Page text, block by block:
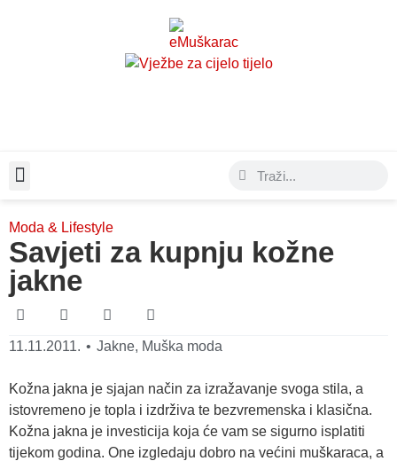
Moda & Lifestyle
Savjeti za kupnju kožne
jakne
11.11.2011. • Jakne, Muška moda
Kožna jakna je sjajan način za izražavanje svoga stila, a
istovremeno je topla i izdrživa te bezvremenska i klasična.
Kožna jakna je investicija koja će vam se sigurno isplatiti
tijekom godina. One izgledaju dobro na većini muškaraca, a